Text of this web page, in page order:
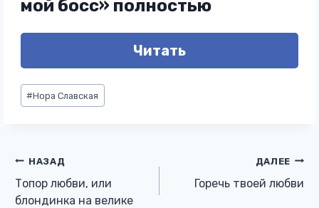
мой босс» полностью
Читать
Метки
записи:
#Нора Славская
Навигация
по
НАЗАД
Топор любви, или
блондинка на велике
ДАЛЕЕ
Горечь твоей любви